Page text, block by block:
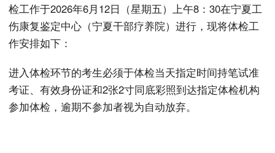
检工作于2026年6月12日（星期五）上午8：30在宁夏工
伤康复鉴定中心（宁夏干部疗养院）进行，现将体检工
作安排如下：
进入体检环节的考生必须于体检当天指定时间持笔试准
考证、有效身份证和2张2寸同底彩照到达指定体检机构
参加体检，逾期不参加者视为自动放弃。